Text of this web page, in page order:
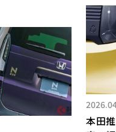
2025.10.31
本田（Honda）發表搭載